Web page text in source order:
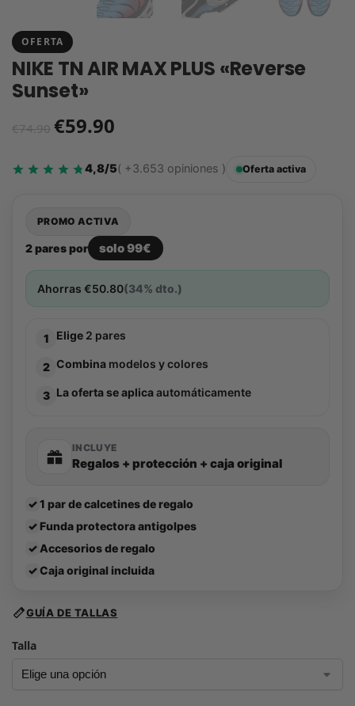
OFERTA
NIKE TN AIR MAX PLUS «Reverse
Sunset»
€74.90 €59.90
4,8/5( +3.653 opiniones ) Oferta activa
PROMO ACTIVA
2 pares por solo 99€
Ahorras €50.80(34% dto.)
1 Elige 2 pares
2 Combina modelos y colores
3 La oferta se aplicaautomáticamente
INCLUYE
Regalos + protección + caja original
✓1 par de calcetines de regalo
✓ Funda protectora antigolpes
✓ Accesorios de regalo
✓Caja original incluida
GUÍA DE TALLAS
Talla